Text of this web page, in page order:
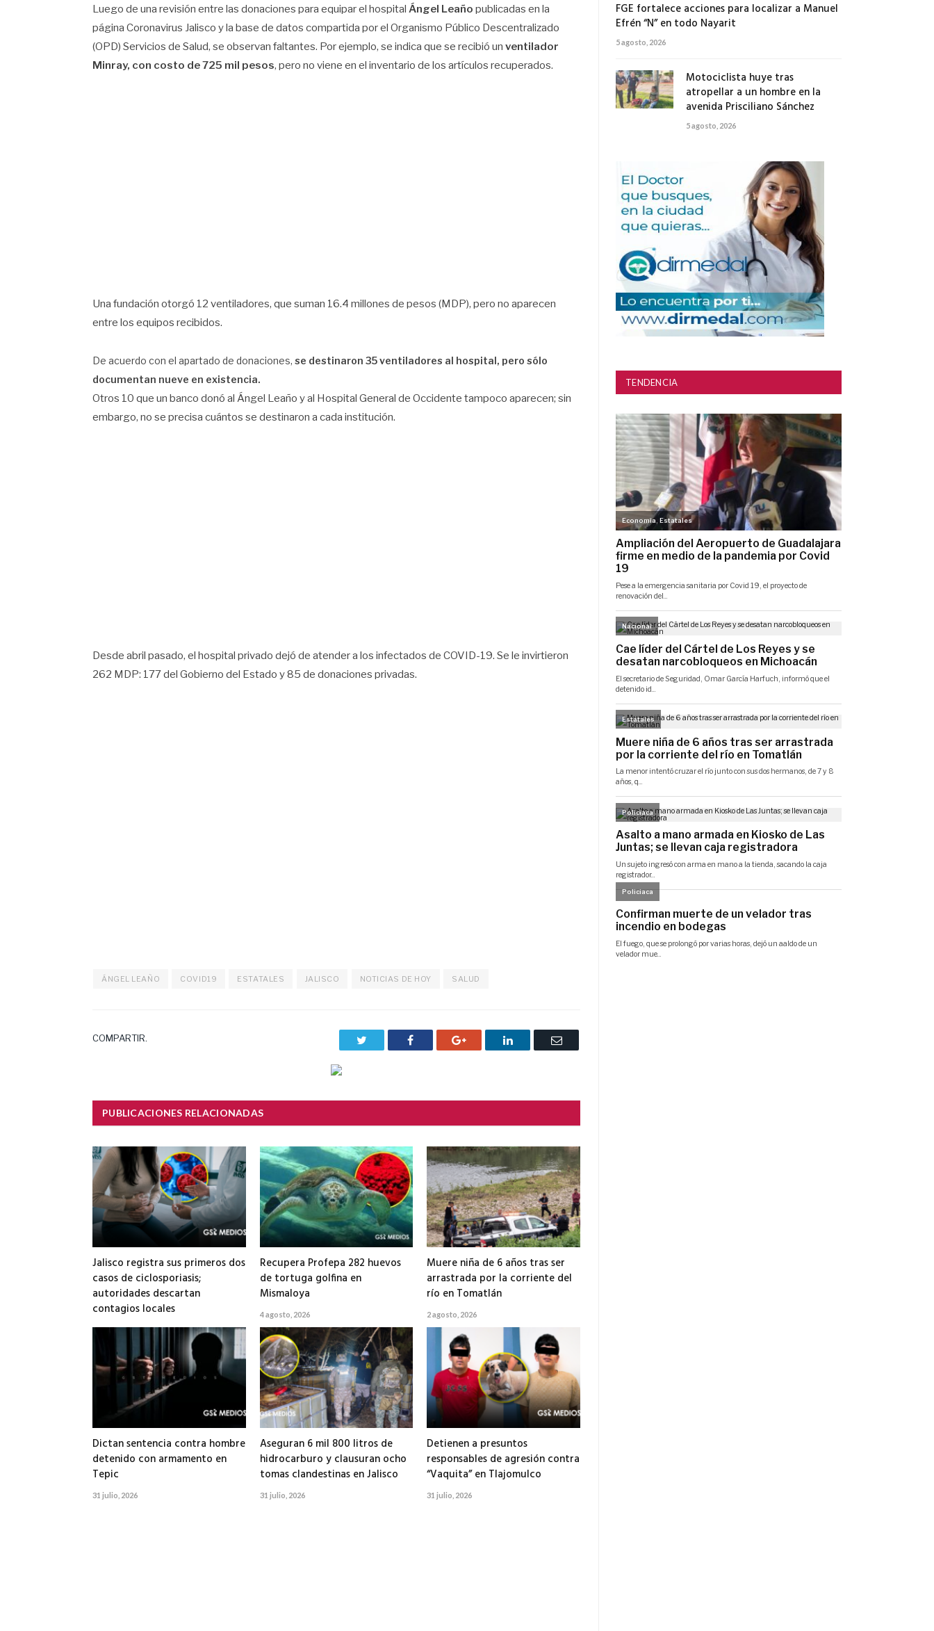
Luego de una revisión entre las donaciones para equipar el hospital Ángel Leaño publicadas en la
página Coronavirus Jalisco y la base de datos compartida por el Organismo Público Descentralizado
(OPD) Servicios de Salud, se observan faltantes. Por ejemplo, se indica que se recibió un ventilador
Minray, con costo de 725 mil pesos, pero no viene en el inventario de los artículos recuperados.
Una fundación otorgó 12 ventiladores, que suman 16.4 millones de pesos (MDP), pero no aparecen
entre los equipos recibidos.
De acuerdo con el apartado de donaciones, se destinaron 35 ventiladores al hospital, pero sólo
documentan nueve en existencia.
Otros 10 que un banco donó al Ángel Leaño y al Hospital General de Occidente tampoco aparecen; sin
embargo, no se precisa cuántos se destinaron a cada institución.
Desde abril pasado, el hospital privado dejó de atender a los infectados de COVID-19. Se le invirtieron
262 MDP: 177 del Gobierno del Estado y 85 de donaciones privadas.
ÁNGEL LEAÑO COVID19 ESTATALES JALISCO NOTICIAS DE HOY SALUD
COMPARTIR. Facebook Google+ LinkedIn
Correo
PUBLICACIONES RELACIONADAS
Jalisco registra sus primeros dos
casos de ciclosporiasis;
autoridades descartan
contagios locales
5 agosto, 2026
Recupera Profepa 282 huevos
de tortuga golfina en
Mismaloya
4 agosto, 2026
Muere niña de 6 años tras ser
arrastrada por la corriente del
río en Tomatlán
2 agosto, 2026
Dictan sentencia contra hombre
detenido con armamento en
Tepic
31 julio, 2026
Aseguran 6 mil 800 litros de
hidrocarburo y clausuran ocho
tomas clandestinas en Jalisco
31 julio, 2026
Detienen a presuntos
responsables de agresión contra
“Vaquita” en Tlajomulco
31 julio, 2026
FGE fortalece acciones para localizar a Manuel
Efrén “N” en todo Nayarit
5 agosto, 2026
Motociclista huye tras
atropellar a un hombre en la
avenida Prisciliano Sánchez
5 agosto, 2026
TENDENCIA